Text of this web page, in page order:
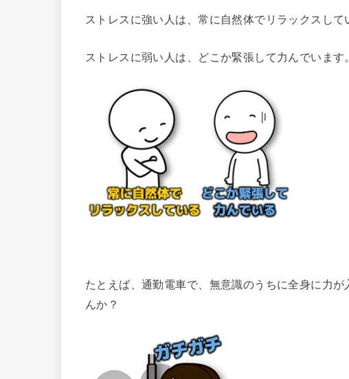
ストレスに強い人は、常に自然体でリラックスして
ストレスに弱い人は、どこか緊張して力んでいます。
たとえば、通勤電車で、無意識のうちに全身に力
んか？